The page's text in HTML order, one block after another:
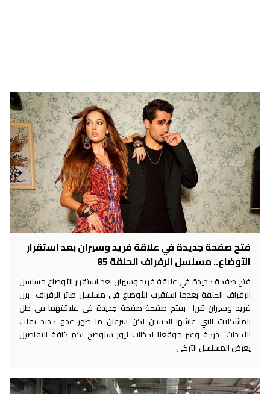
فتح صفحة جديدة في علاقة فريد وسيران بعد استقرار
الأوضاع.. مسلسل الرفراف الحلقة 85
فتح صفحة جديدة في علاقة فريد وسيران بعد استقرار الأوضاع مسلسل
الرفراف الحلقة بعدما استقرت الأوضاع في مسلسل طائر الرفراف بين
فريد وسيران قررا بفتح صفحة صفحة جديدة في علاقتهما في ظل
المشكلات التي عاشها الحبيبان لكن سرعان ما ظهر عدو جديد يقلب
الأحداث درجة وعبر موقعنا لحظات نيوز سنوضح لكم كافة التفاصيل
يعرض المسلسل التركي